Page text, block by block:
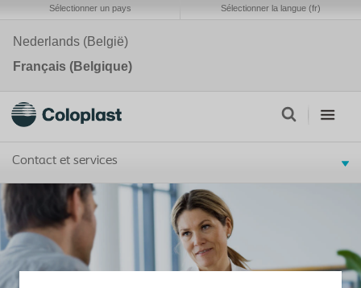
Sélectionner un pays Sélectionner la langue (fr)
Nederlands (België)
Français (Belgique)
Contact et services